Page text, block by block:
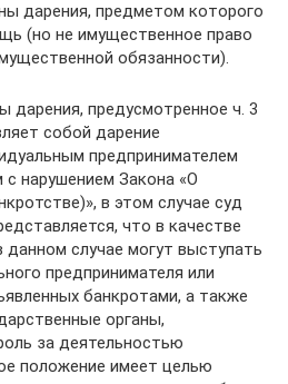
дарения, предметом которого
(но не имущественное право
обязанности).
дарения, предусмотренное ч. 3
собой дарение
предпринимателем
нарушением Закона «О
в этом случае суд
что в качестве
данном случае могут выступать
предпринимателя или
банкротами, а также
органы,
за деятельностью
положение имеет целью